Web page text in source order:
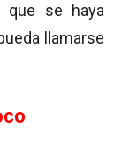
que se haya
llamarse